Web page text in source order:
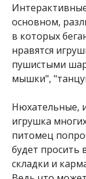
основном,
в которых
нравятся
пушистыми
мышки",
Нюхательные,
игрушка
питомец
будет просить
складки и